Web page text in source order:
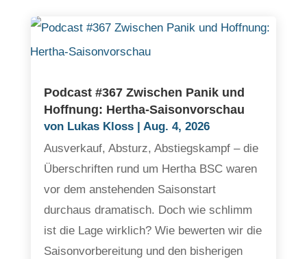
Podcast #367 Zwischen Panik und
Hoffnung: Hertha-Saisonvorschau
von Lukas Kloss| Aug. 4, 2026
Ausverkauf, Absturz, Abstiegskampf – die
Überschriften rund um Hertha BSC waren
vor dem anstehenden Saisonstart
durchaus dramatisch. Doch wie schlimm
ist die Lage wirklich? Wie bewerten wir die
Saisonvorbereitung und den bisherigen